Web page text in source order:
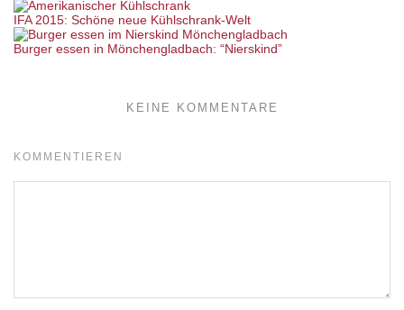
IFA 2015: Schöne neue Kühlschrank-Welt
Burger essen in Mönchengladbach: “Nierskind”
KEINE KOMMENTARE
KOMMENTIEREN